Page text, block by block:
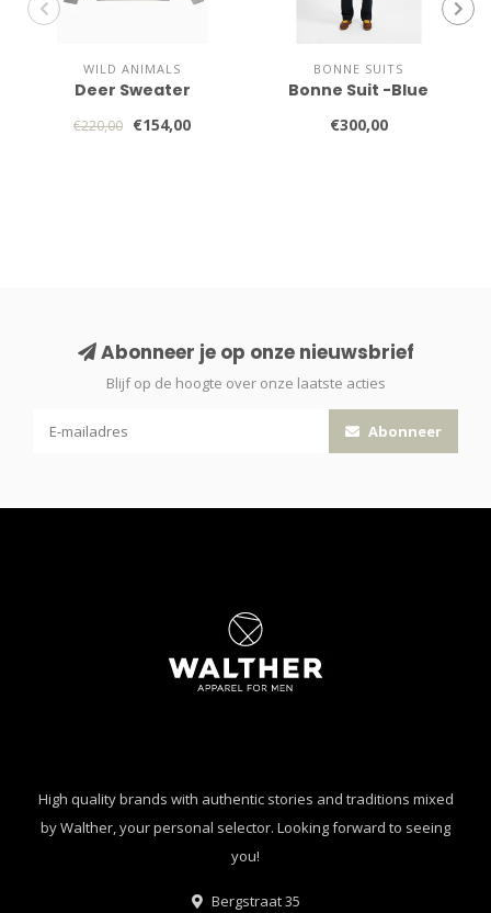
WILD ANIMALS
Deer Sweater
€220,00 €154,00
BONNE SUITS
Bonne Suit -Blue
€300,00
Abonneer je op onze nieuwsbrief
Blijf op de hoogte over onze laatste acties
Abonneer
High quality brands with authentic stories and traditions mixed
by Walther, your personal selector. Looking forward to seeing
you!
Bergstraat 35